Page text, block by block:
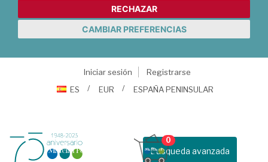
RECHAZAR
CAMBIAR PREFERENCIAS
Iniciar sesión
Registrarse
ES
EUR ESPAÑA PENINSULAR
Busqueda avanzada
0